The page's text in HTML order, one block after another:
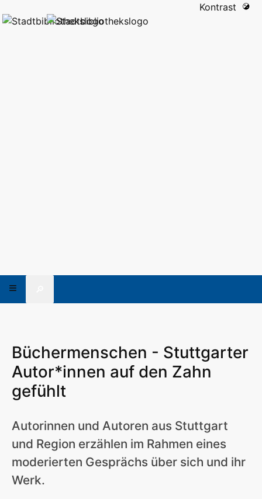
Kontrast
Büchermenschen - Stuttgarter
Autor*innen auf den Zahn
gefühlt
Autorinnen und Autoren aus Stuttgart
und Region erzählen im Rahmen eines
moderierten Gesprächs über sich und ihr
Werk.